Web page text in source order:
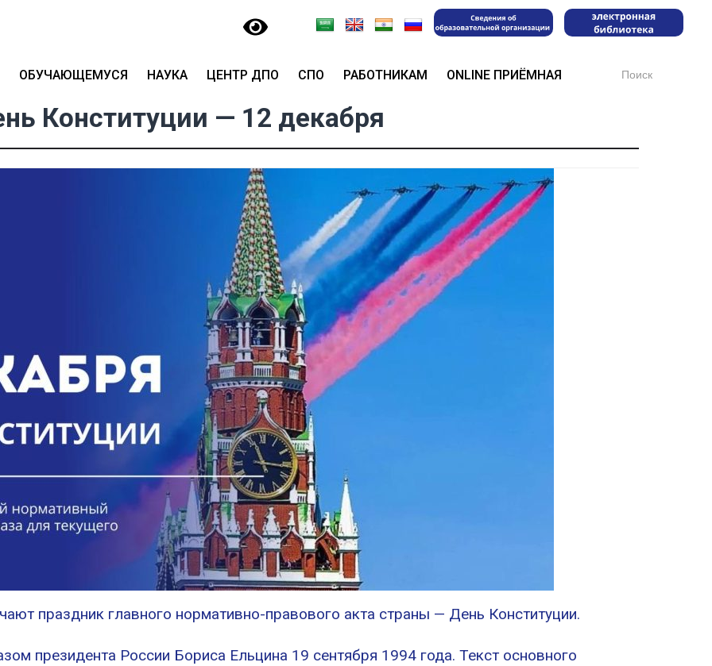
ОБУЧАЮЩЕМУСЯ НАУКА ЦЕНТР ДПО СПО РАБОТНИКАМ ONLINE ПРИЁМНАЯ for:
Конституции — 12 декабря
праздник главного нормативно-правового акта страны — День Конституции.
президента России Бориса Ельцина 19 сентября 1994 года. Текст основного